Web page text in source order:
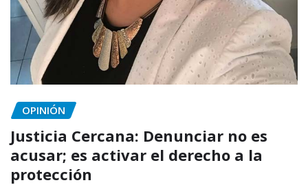
OPINIÓN
Justicia Cercana: Denunciar no es
acusar; es activar el derecho a la
protección